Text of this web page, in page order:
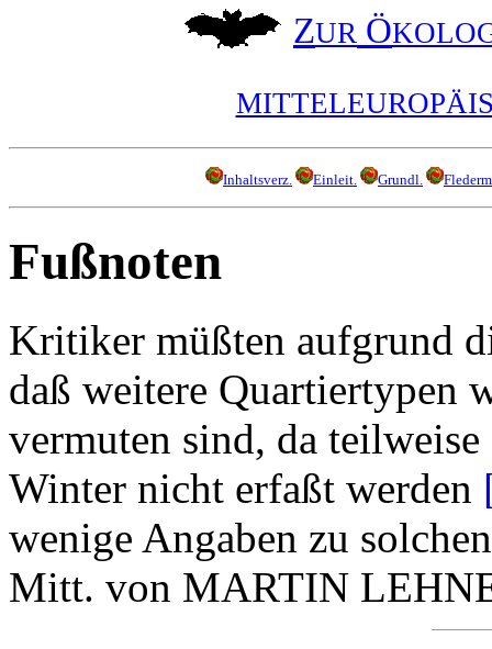
ZUR Ö
Inhaltsverz. Einleit. Grundl.
Fußnoten
Kritiker müßten aufgrund
daß weitere Quartiertypen
vermuten sind, da
Winter nicht erfaßt werden
wenige Angaben zu
Mitt. von MARTIN